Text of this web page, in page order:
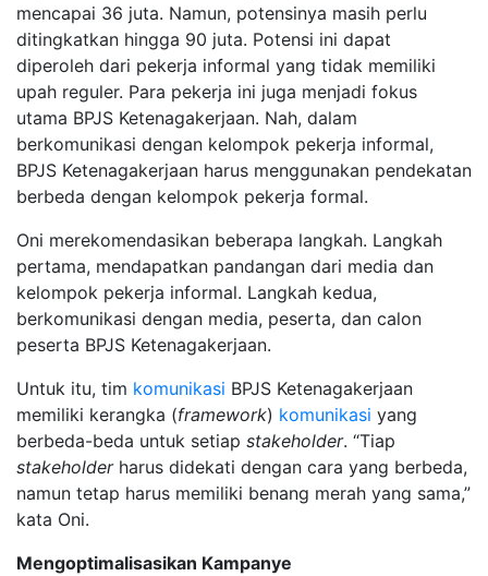
mencapai 36 juta. Namun, potensinya masih perlu
ditingkatkan hingga 90 juta. Potensi ini dapat
diperoleh dari pekerja informal yang tidak memiliki
upah reguler. Para pekerja ini juga menjadi fokus
utama BPJS Ketenagakerjaan. Nah, dalam
berkomunikasi dengan kelompok pekerja informal,
BPJS Ketenagakerjaan harus menggunakan pendekatan
berbeda dengan kelompok pekerja formal.
Oni merekomendasikan beberapa langkah. Langkah
pertama, mendapatkan pandangan dari media dan
kelompok pekerja informal. Langkah kedua,
berkomunikasi dengan media, peserta, dan calon
peserta BPJS Ketenagakerjaan.
Untuk itu, tim komunikasi BPJS Ketenagakerjaan
memiliki kerangka (framework) komunikasi yang
berbeda-beda untuk setiap stakeholder. “Tiap
stakeholderharus didekati dengan cara yang berbeda,
namun tetap harus memiliki benang merah yang sama,”
kata Oni.
Mengoptimalisasikan Kampanye